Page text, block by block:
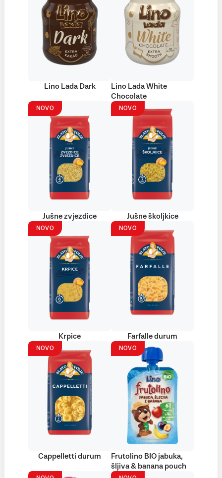
Lino Lada Dark
Lino Lada White
Chocolate
NOVO
Jušne zvjezdice
NOVO
Jušne školjkice
NOVO
Krpice
NOVO
Farfalle durum
NOVO
Cappelletti durum
NOVO
Frutolino BIO jabuka,
šljiva & banana pouch